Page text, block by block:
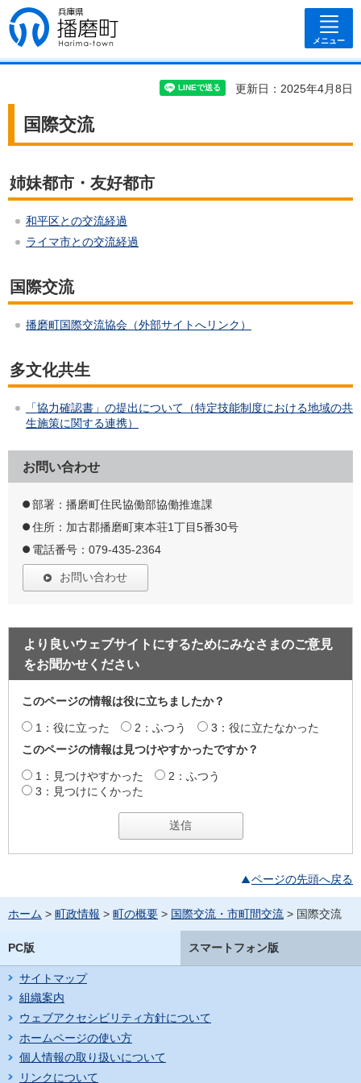
兵庫県 播磨
町
メニュー
更新日：2025年4月8日
国際交流
姉妹都市・友好都市
和平区との交流経過
ライマ市との交流経過
国際交流
播磨町国際交流協会（外部サイトへリンク）
多文化共生
「協力確認書」の提出について（特定技能制度における地域の共
生施策に関する連携）
お問い合わせ
部署：播磨町住民協働部協働推進課
住所：加古郡播磨町東本荘1丁目5番30号
電話番号：079-435-2364
お問い合わせ
より良いウェブサイトにするためにみなさまのご意見
をお聞かせください
このページの情報は役に立ちましたか？
1：役に立った 2：ふつう
3：役に立たなかった
このページの情報は見つけやすかったですか？
1：見つけやすかった
2：ふつう
3：見つけにくかった
ページの先頭へ戻る
ホーム > 町政情報 > 町の概要 > 国際交流・市町間交流 > 国際交流
PC版 スマートフォン版
サイトマップ
組織案内
ウェブアクセシビリティ方針について
ホームページの使い方
個人情報の取り扱いについて
リンクについて